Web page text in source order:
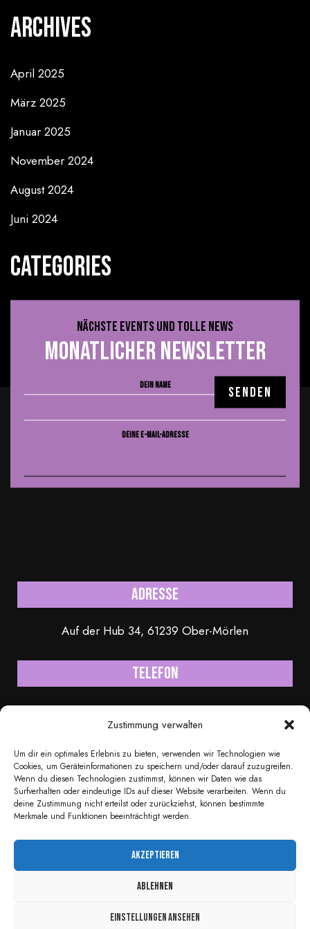
Zustimmung verwalten
Um dir ein optimales Erlebnis zu bieten, verwenden wir Technologien wie
Cookies, um Geräteinformationen zu speichern und/oder darauf zuzugreifen.
Wenn du diesen Technologien zustimmst, können wir Daten wie das
Surfverhalten oder eindeutige IDs auf dieser Website verarbeiten. Wenn du
deine Zustimmung nicht erteilst oder zurückziehst, können bestimmte
Merkmale und Funktionen beeinträchtigt werden.
Akzeptieren
Ablehnen
Einstellungen ansehen
Archives
April 2025
März 2025
Januar 2025
November 2024
August 2024
Juni 2024
Categories
Uncategorized
NÄCHSTE EVENTS UND TOLLE NEWS
MONATLICHER NEWSLETTER
DEIN NAME
DEINE E-MAIL-ADRESSE
Adresse
Auf der Hub 34, 61239 Ober-Mörlen
Telefon
+49 170 6232246
Mail
info@thomagic.com
© Copyright 2021 - 2026 Thomas Gries. All Rights